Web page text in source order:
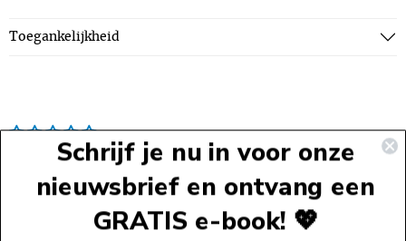
Toegankelijkheid
Schrijf je nu in voor onze
nieuwsbrief en ontvang een
GRATIS e-book! 💖